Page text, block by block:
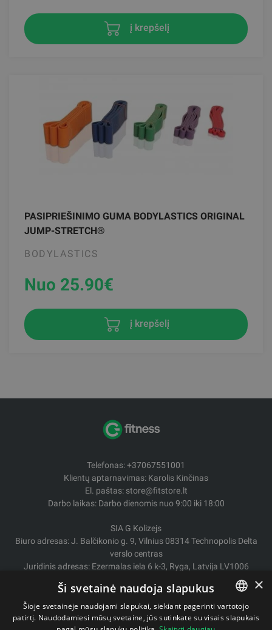
į krepšelį
PASIPRIEŠINIMO GUMA BODYLASTICS ORIGINAL
JUMP-STRETCH®
BODYLASTICS
Nuo 25.90€
į krepšelį
Telefonas: +37067551001
Klientų aptarnavimas: Karolis Kinčinas
El. paštas: store@fitstore.lt
Darbo laikas: Darbo dienomis nuo 9:00 iki 18:00
SIA G Kolizejs
Biuro adresas: J. Balčikonio g. 9, Vilnius 08314 Technopolis Delta
verslo centras
Juridinis adresas: Ezermalas iela 6 k-3, Ryga, Latvija LV1006
Įmonės kodas: 44103017158 PVM Nr. LV44103017158
A/S SEB Bankas LV92UNLA0004007467819
Pristatymas / Grąžinimas
LITHUANIAN
×
Ši svetainė naudoja slapukus
Šioje svetainėje naudojami slapukai, siekiant pagerinti vartotojo
patirtį. Naudodamiesi mūsų svetaine, jūs sutinkate su visais slapukais